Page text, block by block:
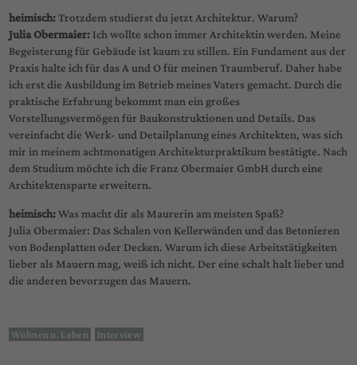
heimisch:Trotzdem studierst du jetzt Architektur. Warum?
Julia Obermaier: Ich wollte schon immer Architektin werden. Meine
Begeisterung für Gebäude ist kaum zu stillen. Ein Fundament aus der
Praxis halte ich für das A und O für meinen Traumberuf. Daher habe
ich erst die Ausbildung im Betrieb meines Vaters gemacht. Durch die
praktische Erfahrung bekommt man ein großes
Vorstellungsvermögen für Baukonstruktionen und Details. Das
vereinfacht die Werk- und Detailplanung eines Architekten, was sich
mir in meinem achtmonatigen Architekturpraktikum bestätigte. Nach
dem Studium möchte ich die Franz Obermaier GmbH durch eine
Architektensparte erweitern.
heimisch:Was macht dir als Maurerin am meisten Spaß?
Julia Obermaier: Das Schalen von Kellerwänden und das Betonieren
von Bodenplatten oder Decken. Warum ich diese Arbeitstätigkeiten
lieber als Mauern mag, weiß ich nicht. Der eine schalt halt lieber und
die anderen bevorzugen das Mauern.
Wohnen u. Leben Interview